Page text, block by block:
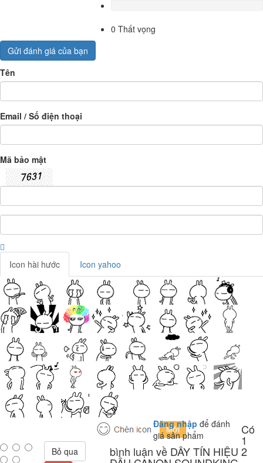
0 Thất vọng
Gửi đánh giá của bạn
Tên
Email / Số điện thoại
Mã bảo mật
Icon hài hước Icon yahoo
Đăng nhập để đánh
giá sản phẩm
Bỏ qua
Có
1
bình luận về DÂY TÍN HIỆU 2